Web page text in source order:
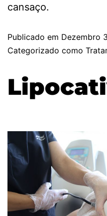
cansaço.
Publicado em Dezembro
Categorizado como